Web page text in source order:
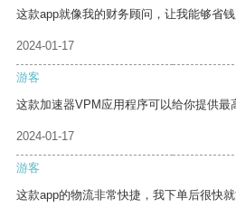
这款app就像我的财务顾问，让我能够省钱
2024-01-17
游客
这款加速器VPM应用程序可以给你提供最
2024-01-17
游客
这款app的物流非常快捷，我下单后很快就